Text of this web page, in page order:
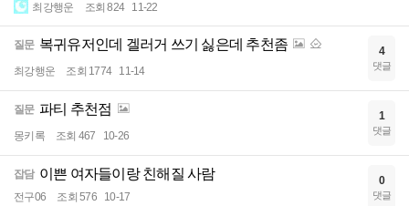
최강행운 조회 824 11-22
질문 복귀유저인데 겔러거 쓰기 싫은데 추천좀
최강행운 조회 1774 11-14
4
댓글
질문 파티 추천점
몽키록 조회 467 10-26
1
댓글
잡담 이쁜 여자들이랑 친해질 사람
전구06 조회 576 10-17
0
댓글